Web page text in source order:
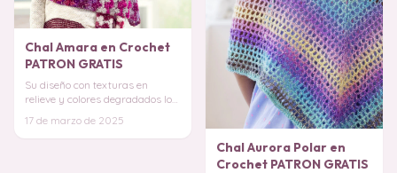
Chal Amara en Crochet
PATRON GRATIS
Su diseño con texturas en
relieve y colores degradados lo
llamativo y vers
17 de marzo de 2025
Chal Aurora Polar en
Crochet PATRON GRATIS